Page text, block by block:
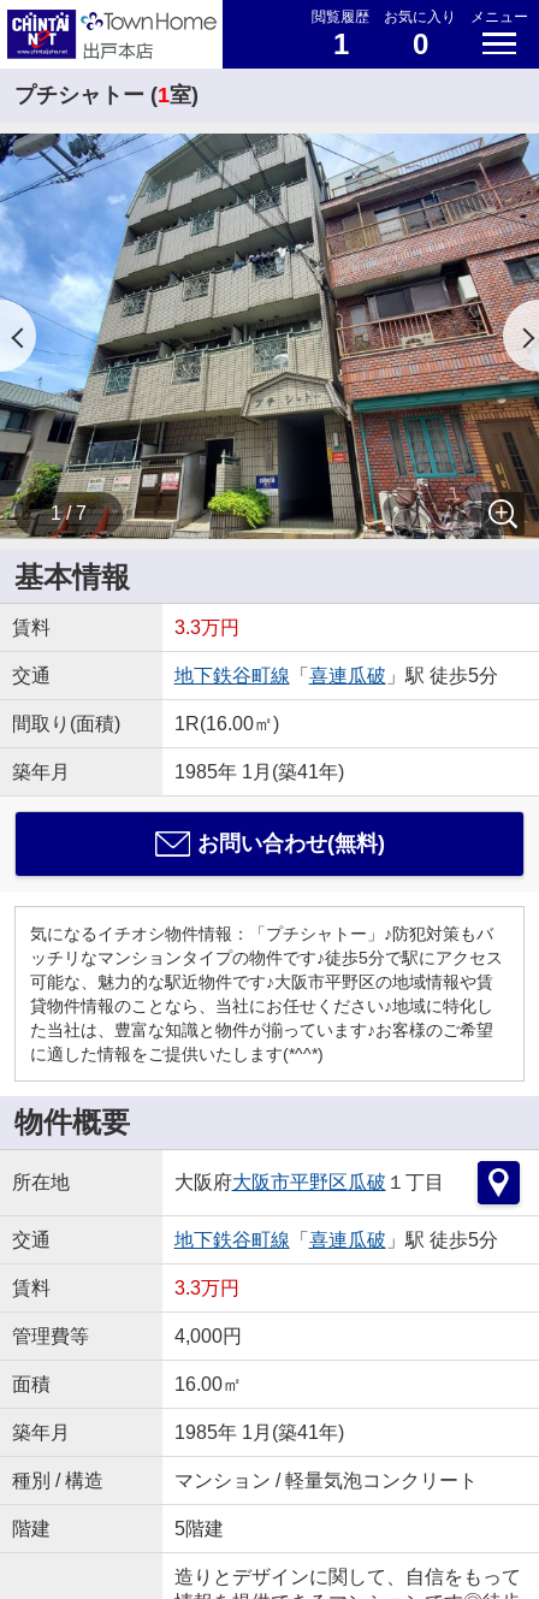
閲覧履歴
1
お気に入り
0
メニュー
プチシャトー (1室)
1 / 7
基本情報
賃料 3.3万円
交通 地下鉄谷町線 「 喜連瓜破 」駅 徒歩5分
間取り(面積) 1R(16.00㎡)
築年月 1985年 1月(築41年)
お問い合わせ(無料)
気になるイチオシ物件情報：「プチシャトー」♪防犯対策もバ
ッチリなマンションタイプの物件です♪徒歩5分で駅にアクセス
可能な、魅力的な駅近物件です♪大阪市平野区の地域情報や賃
貸物件情報のことなら、当社にお任せください♪地域に特化し
た当社は、豊富な知識と物件が揃っています♪お客様のご希望
に適した情報をご提供いたします(*^^*)
物件概要
所在地 大阪府大阪市平野区瓜破 １丁目
交通 地下鉄谷町線 「 喜連瓜破 」駅 徒歩5分
賃料 3.3万円
管理費等 4,000円
面積 16.00㎡
築年月 1985年 1月(築41年)
種別 / 構造 マンション / 軽量気泡コンクリート
階建 5階建
造りとデザインに関して、自信をもって